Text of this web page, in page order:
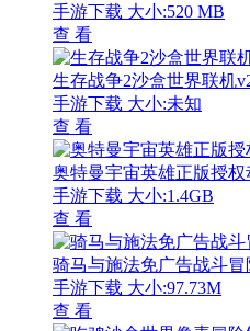
手游下载 大小:520 MB
查 看
生存战争2沙盒世界联机
手游下载 大小:未知
查 看
奥特曼宇宙英雄正版授权
手游下载 大小:1.4GB
查 看
骑马与施法免广告战斗冒
手游下载 大小:97.73M
查 看